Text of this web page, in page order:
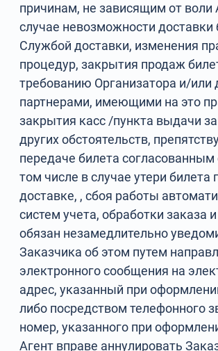
причинам, не зависящим от воли
случае невозможности доставки
Службой доставки, изменения
процедур, закрытия продаж
требованию Организатора и/или
партнерами, имеющими на это
закрытия касс /пункта выдачи
других обстоятельств,
передаче билета согласованным
том числе в случае утери билета
доставке, , сбоя работы
систем учета, обработки заказа
обязан незамедлительно
Заказчика об этом путем
электронного сообщения на
адрес, указанный при
либо посредством телефонного
номер, указанного при
Агент вправе аннулировать